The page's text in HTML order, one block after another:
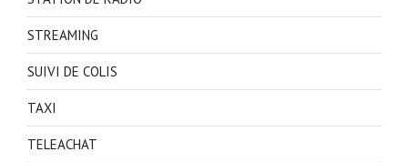
STREAMING
SUIVI DE COLIS
TAXI
TELEACHAT